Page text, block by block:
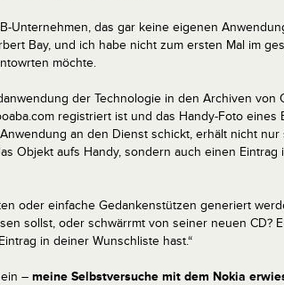
Unternehmen, das gar keine eigenen
Bay, und ich habe nicht zum ersten Mal im
möchte.
der Technologie in den Archiven von
registriert ist und das Handy-Foto eines
an den Dienst schickt, erhält nicht nur
Objekt aufs Handy, sondern auch einen
oder einfache Gedankenstützen generiert
sollst, oder schwärrmt von seiner neuen CD?
in deiner Wunschliste hast.“
– meine Selbstversuche mit dem Nokia